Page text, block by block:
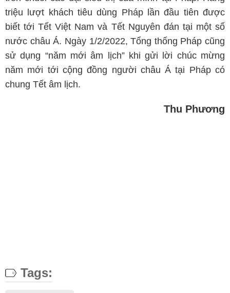
triệu lượt khách tiêu dùng Pháp lần đầu tiên được
biết tới Tết Việt Nam và Tết Nguyên đán tại một số
nước châu Á. Ngày 1/2/2022, Tổng thống Pháp cũng
sử dụng “năm mới âm lịch” khi gửi lời chúc mừng
năm mới tới cộng đồng người châu Á tại Pháp có
chung Tết âm lịch.
Thu Phương
Tags: